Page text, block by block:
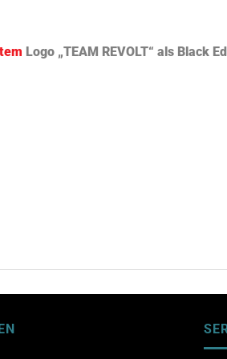
Logo „TEAM REVOLT“ als Black